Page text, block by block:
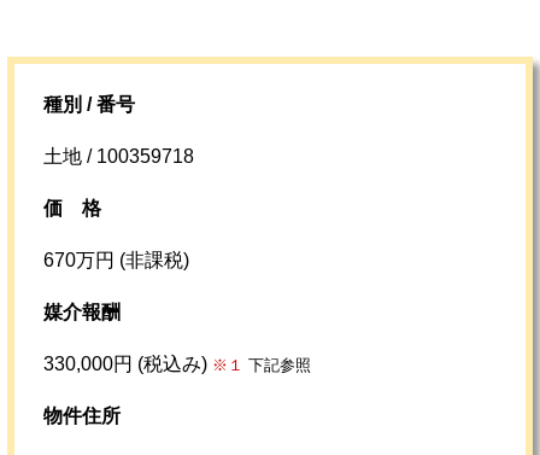
種別 / 番号
土地 / 100359718
価格
670万円 (非課税)
媒介報酬
330,000円 (税込み) ※１ 下記参照
物件住所